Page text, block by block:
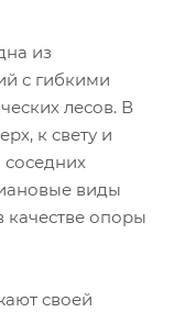
из
с гибкими
лесов. В
к свету и
соседних
виды
качестве опоры
своей